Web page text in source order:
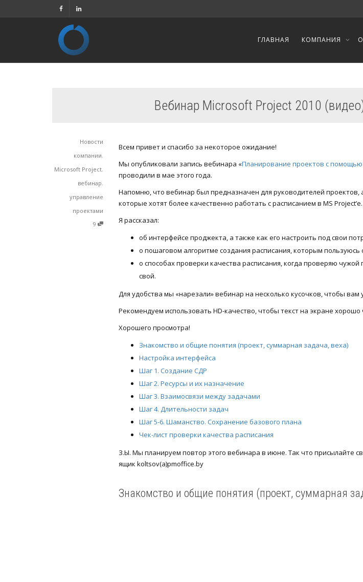
ГЛАВНАЯ КОМПАНИЯ
Вебинар Microsoft Project 2010
Новости
компании,
Microsoft Project,
вебинар,
управление
проектами
9
Всем привет и спасибо за некоторое ожидание!
Мы опубликовали запись вебинара «Планирование проектов с
проводили в мае этого года.
Напомню, что вебинар был предназначен для руководителей
которые хотят более качественно работать с расписанием в MS Project’e.
Я рассказал:
об интерфейсе проджекта, а также как его настроить под свои
о пошаговом алгоритме создания расписания, которым пользуюсь
о способах проверки качества расписания, когда проверяю
свой.
Для удобства мы «нарезали» вебинар на несколько кусочков, чтобы вам
Рекомендуем использовать HD-качество, чтобы текст на экране хорошо
Хорошего просмотра!
Знакомство и общие понятия (проект, суммарная задача, веха)
Настройка интерфейса
Шаг 1. Создание СДР
Шаг 2. Ресурсы и их назначение
Шаг 3. Взаимосвязи между задачами
Шаг 4. Длительности задач
Шаг 5-6. Шаманство. Сохранение базового плана
Чек-лист проверки качества расписания
З.Ы. Мы планируем повтор этого вебинара в июне. Так что присылайте
ящик koltsov(a)pmoffice.by
Знакомство и общие понятия (проект, суммарная